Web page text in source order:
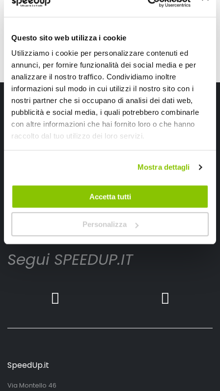
Questo sito web utilizza i cookie
Utilizziamo i cookie per personalizzare contenuti ed
annunci, per fornire funzionalità dei social media e per
analizzare il nostro traffico. Condividiamo inoltre
informazioni sul modo in cui utilizzi il nostro sito con i
nostri partner che si occupano di analisi dei dati web,
pubblicità e social media, i quali potrebbero combinarle
con altre informazioni che hai fornito loro o che hanno
raccolto dal tuo utilizzo dei loro servizi.
Mostra dettagli
Accetta tutti
Personalizza
Spedizione gratuita!
Iscriviti alla newsletter Speedup
Ricevi subito uno sconto del 10% per il tuo primo acquisto online!
Ho letto e accettato il documento
Iscrivimi
Segui SPEEDUP.IT
SpeedUp.it
Via Montello 46